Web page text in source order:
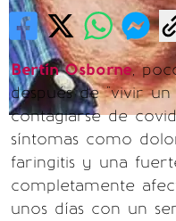
Bertín Osborne,
después de "vivir
contagiarse de
síntomas como
faringitis y una
completamente
unos días con un